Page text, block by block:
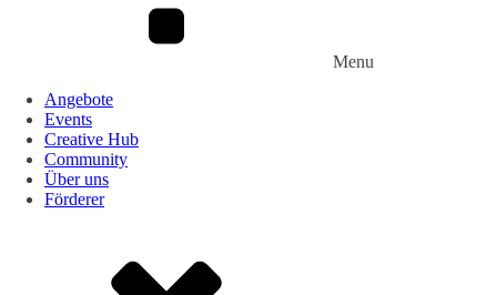
Menu
Angebote
Events
Creative Hub
Community
Über uns
Förderer